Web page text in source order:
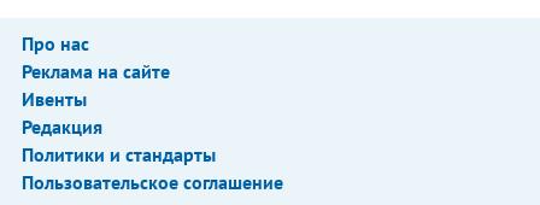
Про нас
Реклама на сайте
Ивенты
Редакция
Политики и стандарты
Пользовательское соглашение